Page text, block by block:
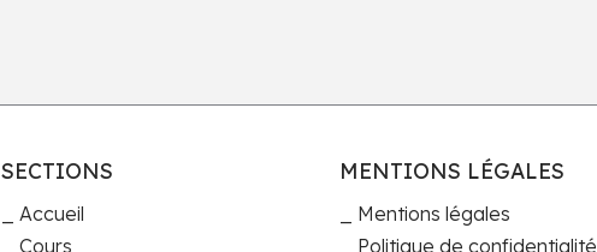
SECTIONS
Accueil
Cours
MENTIONS LÉGALES
Mentions légales
Politique de confidentialité